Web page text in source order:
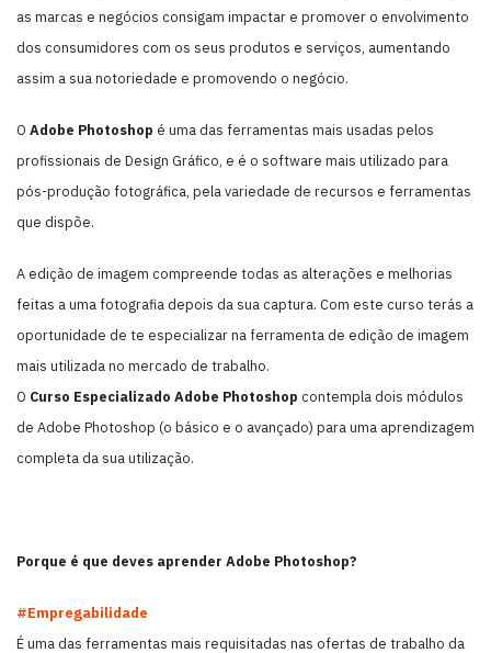
as marcas e negócios consigam impactar e promover o envolvimento
dos consumidores com os seus produtos e serviços, aumentando
assim a sua notoriedade e promovendo o negócio.
O Adobe Photoshop é uma das ferramentas mais usadas pelos
profissionais de Design Gráfico, e é o software mais utilizado para
pós-produção fotográfica, pela variedade de recursos e ferramentas
que dispõe.
A edição de imagem compreende todas as alterações e melhorias
feitas a uma fotografia depois da sua captura. Com este curso terás a
oportunidade de te especializar na ferramenta de edição de imagem
mais utilizada no mercado de trabalho.
O Curso Especializado Adobe Photoshop contempla dois módulos
de Adobe Photoshop (o básico e o avançado) para uma aprendizagem
completa da sua utilização.
Porque é que deves aprender Adobe Photoshop?
#Empregabilidade
É uma das ferramentas mais requisitadas nas ofertas de trabalho da